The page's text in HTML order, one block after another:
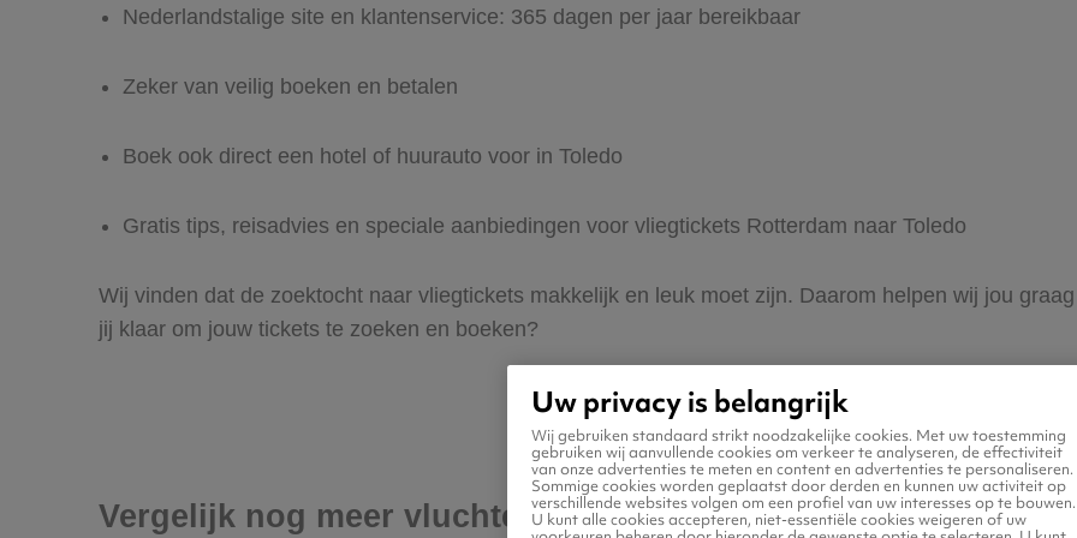
Nederlandstalige site en klantenservice: 365 dagen per jaar bereikbaar
Zeker van veilig boeken en betalen
Boek ook direct een hotel of huurauto voor in Toledo
Gratis tips, reisadvies en speciale aanbiedingen voor vliegtickets Rotterdam naar Toledo
Wij vinden dat de zoektocht naar vliegtickets makkelijk en leuk moet zijn. Daarom helpen wij jou
jij klaar om jouw tickets te zoeken en boeken?
Vergelijk nog meer vluchten naar Toledo
Uw privacy is belangrijk
Wij gebruiken standaard strikt noodzakelijke cookies. Met uw toestemming
gebruiken wij aanvullende cookies om verkeer te analyseren, de effectiviteit
van onze advertenties te meten en content en advertenties te personaliseren.
Sommige cookies worden geplaatst door derden en kunnen uw activiteit op
verschillende websites volgen om een profiel van uw interesses op te bouwen.
U kunt alle cookies accepteren, niet-essentiële cookies weigeren of uw